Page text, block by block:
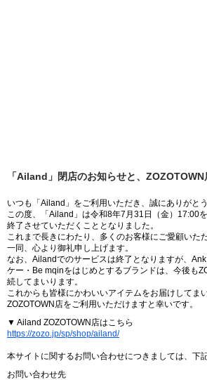
「Ailand」閉店のお知らせと、
いつも「Ailand」をご利用いただき、誠にありがとう
この度、「Ailand」は令和8年7月31日（金）17:00
終了させていただくこととなりました。
これまで長きにわたり、多くのお客様にご愛顧いた
一同、心より御礼申し上げます。
なお、Ailandでのサービスは終了となりますが、
ケー・Be mqinをはじめとするブランドは、今後も
続してまいります。
これからも皆様にかわいいアイテムをお届けしてま
ZOZOTOWN店をご利用いただけますと幸いです。
▼ Ailand ZOZOTOWN店はこちら
https://zozo.jp/sp/shop/ailand/
本サイトに関するお問い合わせにつきましては、下
お問い合わせ先